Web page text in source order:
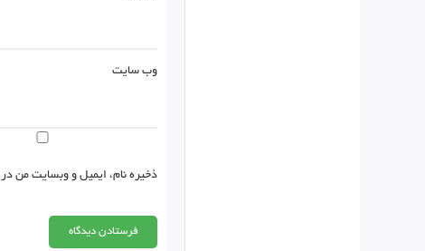
وب‌ سایت
ذخیره نام، ایمیل و وبسایت من